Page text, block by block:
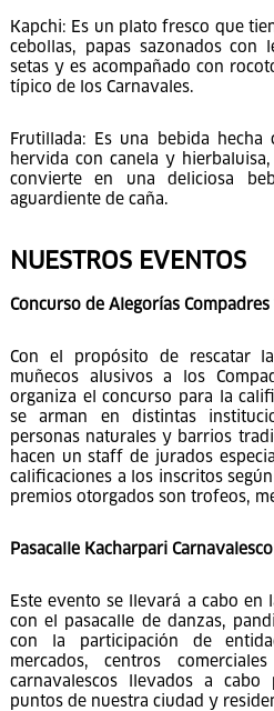
Kapchi: Es un plato fresco que
cebollas, papas sazonados con
setas y es acompañado con
Frutillada: Es una bebida
hervida con canela y
convierte en una deliciosa
NUESTROS EVENTOS
Con el propósito de rescatar
muñecos alusivos a los
organiza el concurso para la
se arman en distintas
personas naturales y barrios
hacen un staff de jurados
calificaciones a los inscritos
Este evento se llevará a cabo en
con el pasacalle de danzas,
con la participación de
mercados, centros
carnavalescos llevados a cabo